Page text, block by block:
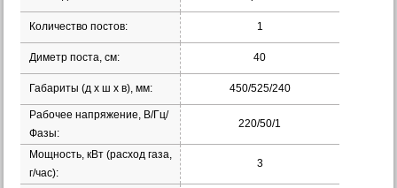
Количество постов: 1
Диметр поста, см: 40
Габариты (д х ш х в), мм: 450/525/240
Рабочее напряжение, В/Гц/
Фазы:
220/50/1
Мощность, кВт (расход газа,
г/час):
3